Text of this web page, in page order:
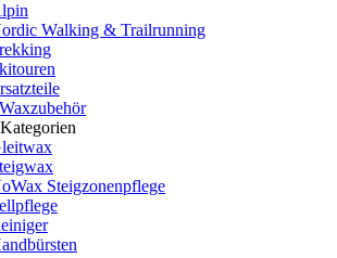
Walking & Trailrunning
Steigzonenpflege